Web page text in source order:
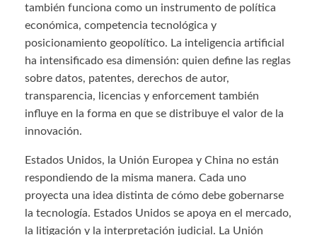
también funciona como un instrumento de política
económica, competencia tecnológica y
posicionamiento geopolítico. La inteligencia artificial
ha intensificado esa dimensión: quien define las reglas
sobre datos, patentes, derechos de autor,
transparencia, licencias y enforcement también
influye en la forma en que se distribuye el valor de la
innovación.
Estados Unidos, la Unión Europea y China no están
respondiendo de la misma manera. Cada uno
proyecta una idea distinta de cómo debe gobernarse
la tecnología. Estados Unidos se apoya en el mercado,
la litigación y la interpretación judicial. La Unión